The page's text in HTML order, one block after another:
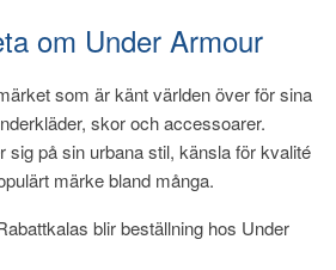
om Under Armour
som är känt världen över för sina
skor och accessoarer.
sig på sin urbana stil, känsla för kvalité
märke bland många.
blir beställning hos Under